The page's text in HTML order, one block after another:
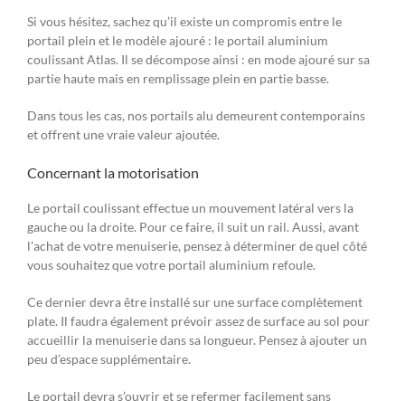
Si vous hésitez, sachez qu’il existe un compromis entre le
portail plein et le modèle ajouré : le portail aluminium
coulissant Atlas. Il se décompose ainsi : en mode ajouré sur sa
partie haute mais en remplissage plein en partie basse.
Dans tous les cas, nos portails alu demeurent contemporains
et offrent une vraie valeur ajoutée.
Concernant la motorisation
Le portail coulissant effectue un mouvement latéral vers la
gauche ou la droite. Pour ce faire, il suit un rail. Aussi, avant
l’achat de votre menuiserie, pensez à déterminer de quel côté
vous souhaitez que votre portail aluminium refoule.
Ce dernier devra être installé sur une surface complètement
plate. Il faudra également prévoir assez de surface au sol pour
accueillir la menuiserie dans sa longueur. Pensez à ajouter un
peu d’espace supplémentaire.
Le portail devra s’ouvrir et se refermer facilement sans